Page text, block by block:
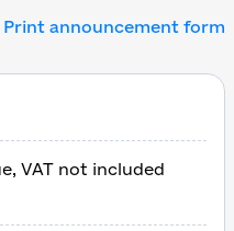
Print announcement form
VAT not included